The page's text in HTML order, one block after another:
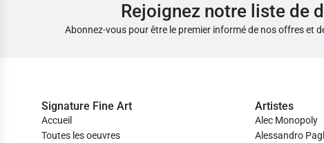
Rejoignez notre liste de
Abonnez-vous pour être le premier informé de nos offres et
Signature Fine Art
Accueil
Toutes les oeuvres
Artistes
Alec Monopoly
Alessandro